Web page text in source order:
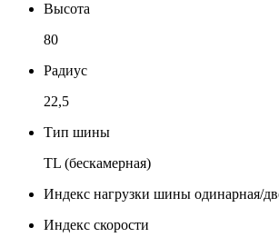
Высота
80
Радиус
22,5
Тип шины
TL (бескамерная)
Индекс нагрузки шины одинарная/
Индекс скорости